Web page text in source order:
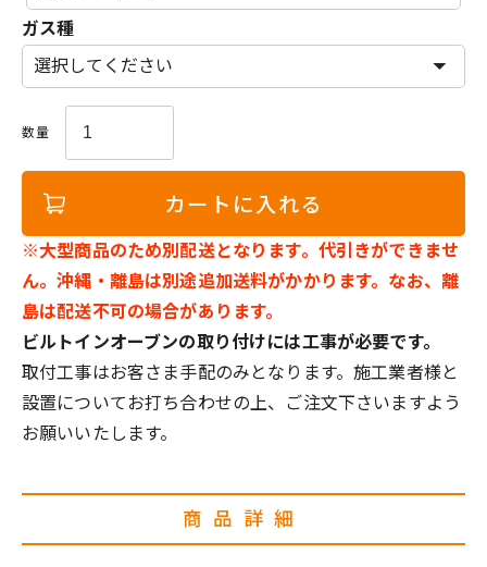
須
)
ガス種
カートに入れる
※大型商品のため別配送となります。代引きができませ
ん。沖縄・離島は別途追加送料がかかります。なお、離
島は配送不可の場合があります。
ビルトインオーブンの取り付けには工事が必要です。
取付工事はお客さま手配のみとなります。施工業者様と
設置についてお打ち合わせの上、ご注文下さいますよう
お願いいたします。
商品詳細